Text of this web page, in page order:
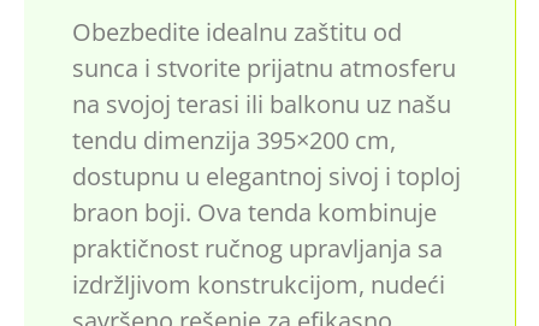
Obezbedite idealnu zaštitu od
sunca i stvorite prijatnu atmosferu
na svojoj terasi ili balkonu uz našu
tendu dimenzija 395×200 cm,
dostupnu u elegantnoj sivoj i toploj
braon boji. Ova tenda kombinuje
praktičnost ručnog upravljanja sa
izdržljivom konstrukcijom, nudeći